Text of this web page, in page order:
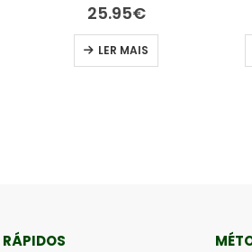
25.95€
LER MAIS